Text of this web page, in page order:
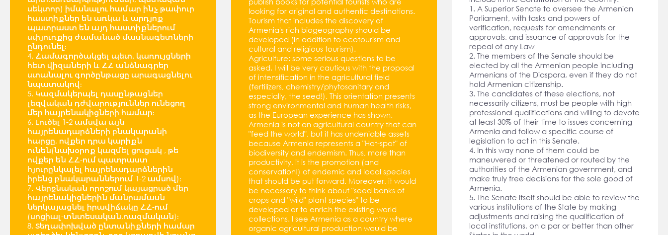
սեկտոր) իմանալու համար ինչ թափուր
հաստիքներ են առկա և արդյոք
պատրաստ են այդ հաստիքներում
սփյուռքից ժամանած մասնագետների
ընդունել։
4. Համագործակցել պետ. կառույցների
հետ վիզաների և ՀՀ անձնագրեր
ստանալու գործընթացը արագացնելու
նպատակով։
5. Կազմակերպել դասընթացներ
լեզվական դժվարություններ ունեցող
մեր հայրենակիցների համար։
6. Լուծել 1-2 ամսվա այն
հայրենադարձների բնակարանի
հարցը, ովքեր դրա կարիքն
ունեն(նախօրոք կազմել ցուցակ , թե
ովքեր են ՀՀ-ում պատրաստ
հյուրընկալել հայրենադարձներին
իրենց բնակարաններում 1-2 ամսով)։
7. Վերջնական որոշում կայացրած մեր
հայրենակիցներին մանրամասն
ներկայացնել իրավիճակը ՀՀ-ում
(սոցիալ-տնտեսական,ռազմական)։
8. Տեղափոխված ընտանիքների համար
1. A Superior Senate to oversee the Armenian
Parliament, with tasks and powers of
verification, requests for amendments or
approvals, and issuance of approvals for the
repeal of any Law
2. The members of the Senate should be
elected by all the Armenian people including
Armenians of the Diaspora, even if they do not
hold Armenian citizenship.
3. The candidates of these elections, not
necessarily citizens, must be people with high
professional qualifications and willing to devote
at least 30% of their time to issues concerning
Armenia and follow a specific course of
legislation to act in this Senate.
4. In this way none of them could be
maneuvered or threatened or routed by the
authorities of the Armenian government, and
make truly free decisions for the sole good of
Armenia.
5. The Senate itself should be able to review the
various institutions of the State by making
adjustments and raising the qualification of
local institutions, on a par or better than other
looking for original and authentic destinations.
Tourism that includes the discovery of
Armenia's rich biogeography should be
developed (in addition to ecotourism and
cultural and religious tourism).
Agriculture: some serious questions to be
asked. I will be very cautious with the proposal
of intensification in the agricultural field
(fertilizers, chemistry/phytosanitary and
especially, the seed!). This orientation presents
strong environmental and human health risks,
as the European experience has shown.
Armenia is not an agricultural country that can
"feed the world", but it has undeniable assets
because Armenia represents a "Hot-spot" of
biodiversity and endemism. Thus, more than
productivity, it is the promotion (and
conservation!) of endemic and local species
that should be put forward. Moreover, it would
be necessary to think about "seed banks of
crops and "wild" plant species" to be
developed or to enrich the existing world
collections. I see Armenia as a country where
organic agricultural production would be